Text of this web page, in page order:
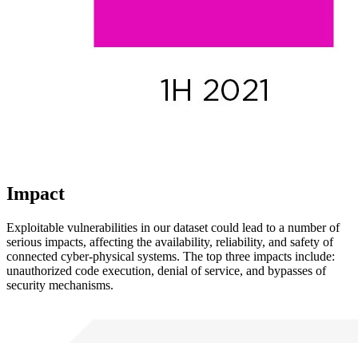
Impact
Exploitable vulnerabilities in our dataset could lead to a number of
serious impacts, affecting the availability, reliability, and safety of
connected cyber-physical systems. The top three impacts include:
unauthorized code execution, denial of service, and bypasses of
security mechanisms.